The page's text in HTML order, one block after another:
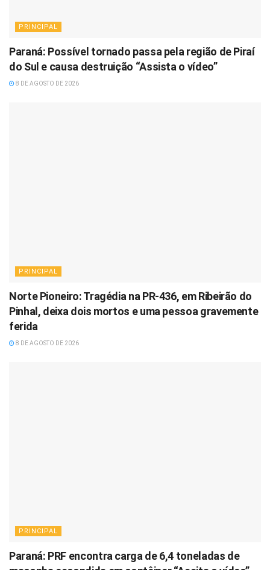
PRINCIPAL
Paraná: Possível tornado passa pela região de Piraí
do Sul e causa destruição “Assista o vídeo”
8 DE AGOSTO DE 2026
PRINCIPAL
Norte Pioneiro: Tragédia na PR-436, em Ribeirão do
Pinhal, deixa dois mortos e uma pessoa gravemente
ferida
8 DE AGOSTO DE 2026
PRINCIPAL
Paraná: PRF encontra carga de 6,4 toneladas de